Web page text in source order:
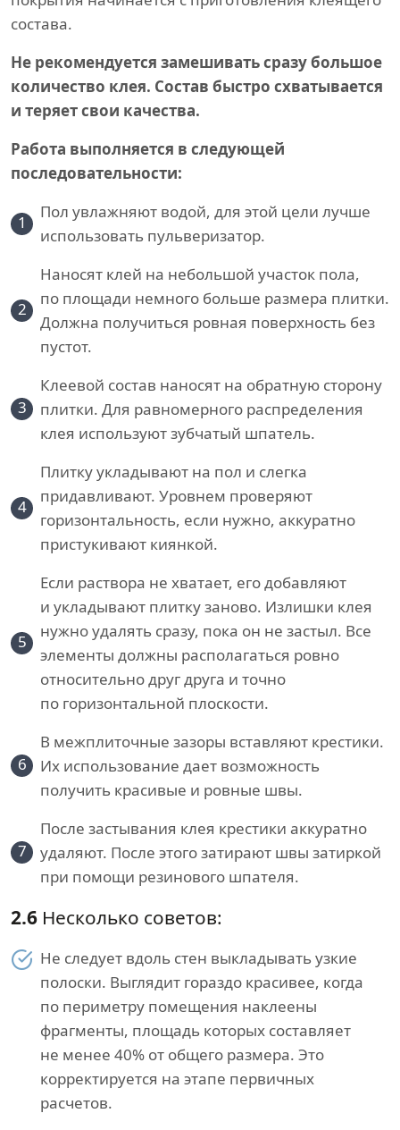
состава.
Не рекомендуется замешивать сразу большое
количество клея. Состав быстро схватывается
и теряет свои качества.
Работа выполняется в следующей
последовательности:
1
Пол увлажняют водой, для этой цели лучше
использовать пульверизатор.
2
Наносят клей на небольшой участок пола,
по площади немного больше размера плитки.
Должна получиться ровная поверхность без
пустот.
3
Клеевой состав наносят на обратную сторону
плитки. Для равномерного распределения
клея используют зубчатый шпатель.
4
Плитку укладывают на пол и слегка
придавливают. Уровнем проверяют
горизонтальность, если нужно, аккуратно
пристукивают киянкой.
5
Если раствора не хватает, его добавляют
и укладывают плитку заново. Излишки клея
нужно удалять сразу, пока он не застыл. Все
элементы должны располагаться ровно
относительно друг друга и точно
по горизонтальной плоскости.
6
В межплиточные зазоры вставляют крестики.
Их использование дает возможность
получить красивые и ровные швы.
7
После застывания клея крестики аккуратно
удаляют. После этого затирают швы затиркой
при помощи резинового шпателя.
2.6 Несколько советов:
Не следует вдоль стен выкладывать узкие
полоски. Выглядит гораздо красивее, когда
по периметру помещения наклеены
фрагменты, площадь которых составляет
не менее 40% от общего размера. Это
корректируется на этапе первичных
расчетов.